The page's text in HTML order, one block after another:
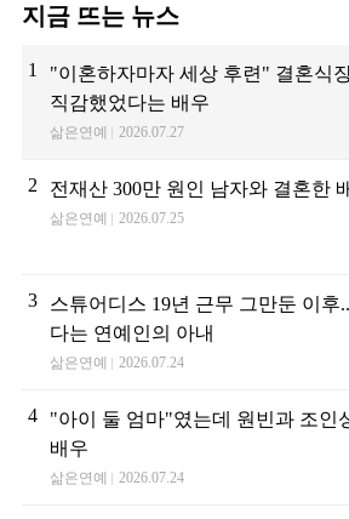
지금 뜨는 뉴스
1
"이혼하자마자 세상 후련" 결혼식
직감했었다는 배우
삶은연예 2026.07.27
2 전재산 300만 원인 남자와 결혼한
삶은연예 2026.07.25
3
스튜어디스 19년 근무 그만둔 이후
다는 연예인의 아내
삶은연예 2026.07.24
4
"아이 둘 엄마"였는데 원빈과 조인
배우
삶은연예 2026.07.24